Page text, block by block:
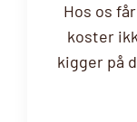
Hos os
koster
kigger på